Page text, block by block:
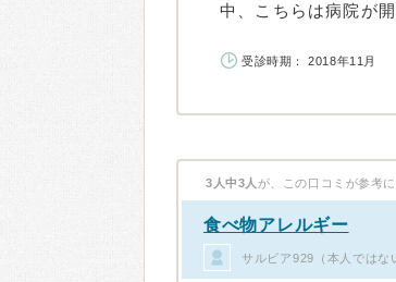
中、こちらは病院が
受診時期： 2018年11月
3人中3人 が、この口コミが参考
食べ物アレルギー
サルビア929（本人ではな